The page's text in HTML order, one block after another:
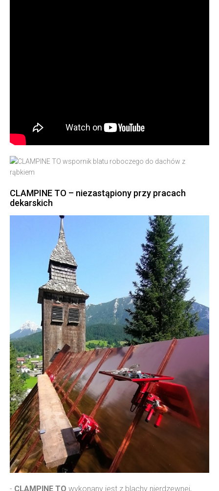
CLAMPINE TO – niezastąpiony przy pracach
dekarskich
- CLAMPINE TO wykonany jest z blachy nierdzewnej,